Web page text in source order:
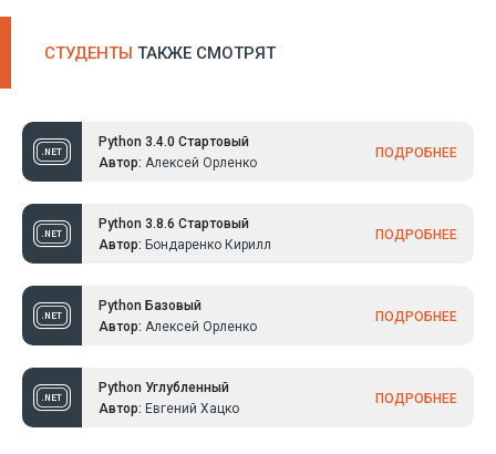
СТУДЕНТЫ ТАКЖЕ СМОТРЯТ
Python 3.4.0 Стартовый
Автор: Алексей Орленко
ПОДРОБНЕЕ
Python 3.8.6 Стартовый
Автор: Бондаренко Кирилл
ПОДРОБНЕЕ
Python Базовый
Автор: Алексей Орленко
ПОДРОБНЕЕ
Python Углубленный
Автор: Евгений Хацко
ПОДРОБНЕЕ